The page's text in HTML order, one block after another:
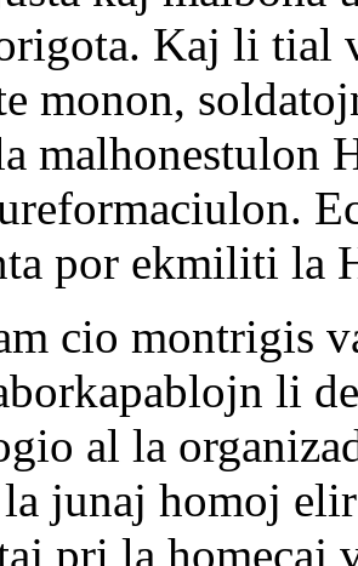
Kaj li tial
monon,
malhonestulon
por ekmiliti la
cio montrigis
li
al la
la junaj homoj
pri la homecaj